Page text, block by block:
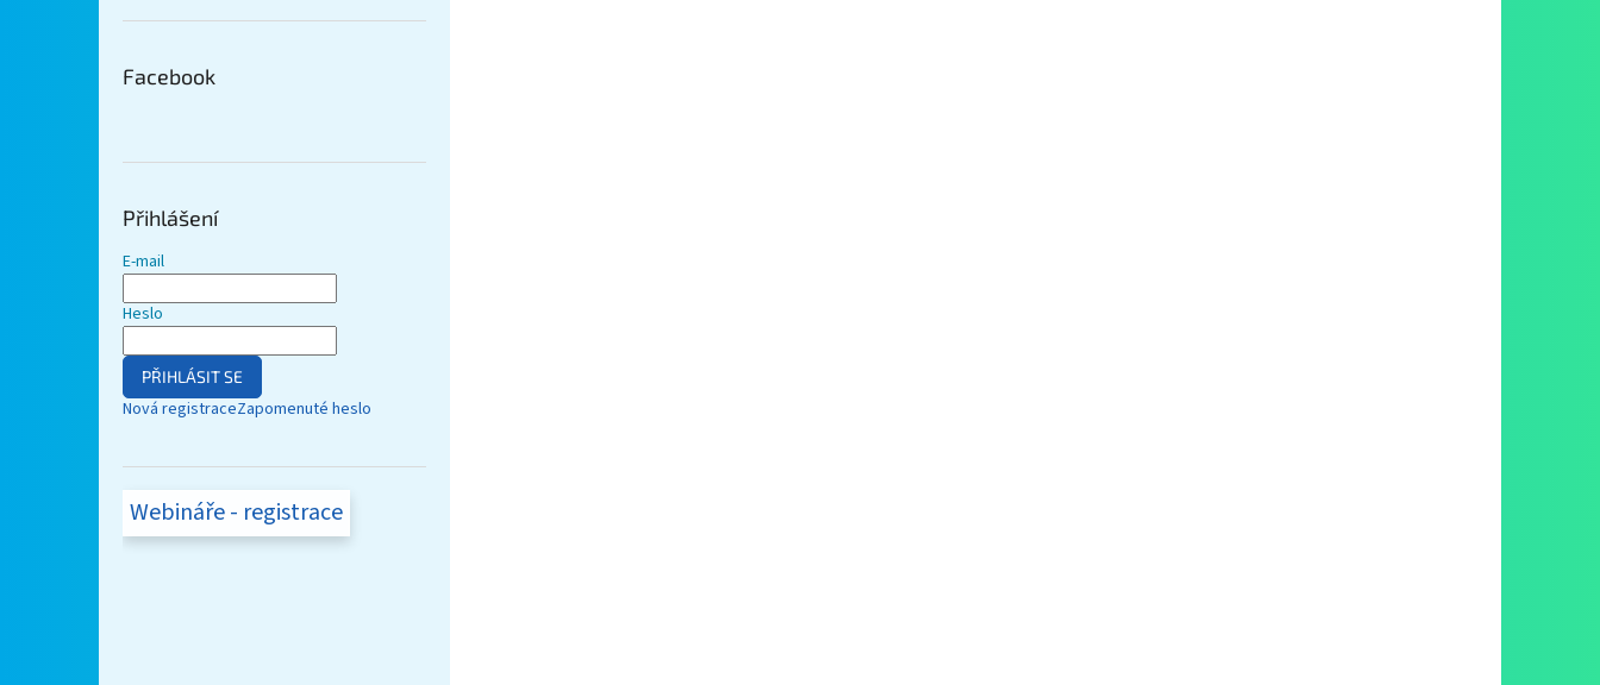
Facebook
Přihlášení
E-mail
Heslo
PŘIHLÁSIT SE
Nová registraceZapomenuté heslo
Webináře - registrace